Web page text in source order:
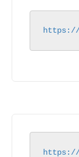
https://